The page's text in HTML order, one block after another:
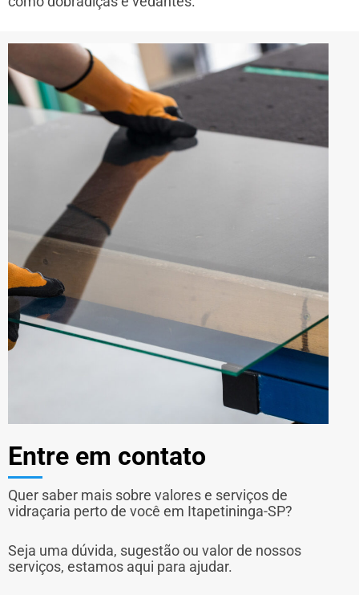
Entre em contato
Quer saber mais sobre valores e serviços de
vidraçaria perto de você em Itapetininga-SP?
Seja uma dúvida, sugestão ou valor de nossos
serviços, estamos aqui para ajudar.